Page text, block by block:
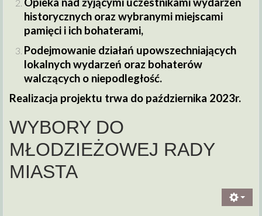
historycznych oraz wybranymi miejscami
pamięci i ich bohaterami,
Podejmowanie działań upowszechniających
lokalnych wydarzeń oraz bohaterów
walczących o niepodległość.
Realizacja projektu trwa do października 2023r.
WYBORY DO
MŁODZIEŻOWEJ RADY
MIASTA